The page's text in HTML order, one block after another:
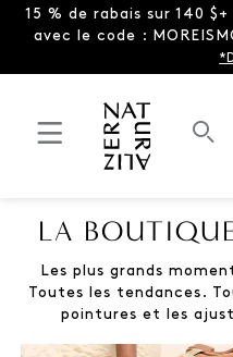
15 % de rabais sur 140
avec le code :
LA
Les plus grands
Toutes les tendances.
pointures et les